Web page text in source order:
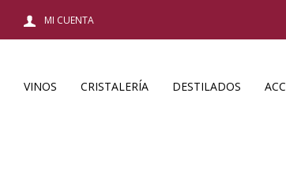
VINOS CRISTALERÍA DESTILADOS